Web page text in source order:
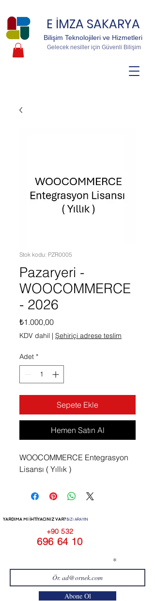
E İMZA SAKARYA
Bilişim Teknolojileri ve Hizmetleri
Gelecek nesiller için Güvenli Bilişim
Stok kodu: PZR0005
Pazaryeri -
WOOCOMMERCE
- 2026
₺1.000,00Fiyat
KDV dahil | Şehiriçi adrese teslim
Adet *
Sepete Ekle
Hemen Satın Al
WOOCOMMERCE Entegrasyon
Lisansı ( Yıllık )
YARDIMA MI İHTİYACINIZ VAR? BİZİ ARAYIN
+90 532
696 64 10
Abone Ol